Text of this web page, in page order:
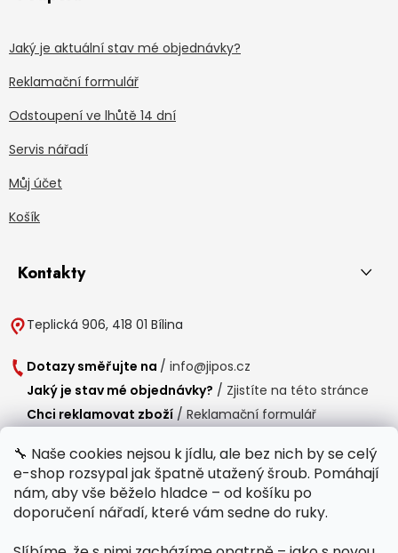
🔧 Naše cookies nejsou k jídlu, ale bez nich by se celý
e-shop rozsypal jak špatně utažený šroub. Pomáhají
nám, aby vše běželo hladce – od košíku po
doporučení nářadí, které vám sedne do ruky.
Jaký je aktuální stav mé objednávky?
Reklamační formulář
Odstoupení ve lhůtě 14 dní
Servis nářadí
Můj účet
Košík
Kontakty
Teplická 906, 418 01 Bílina
Dotazy směřujte na / info@jipos.cz
Jaký je stav mé objednávky? / Zjistíte na této stránce
Chci reklamovat zboží / Reklamační formulář
Provozní doba
Po-Čt / 8:00 - 15:00